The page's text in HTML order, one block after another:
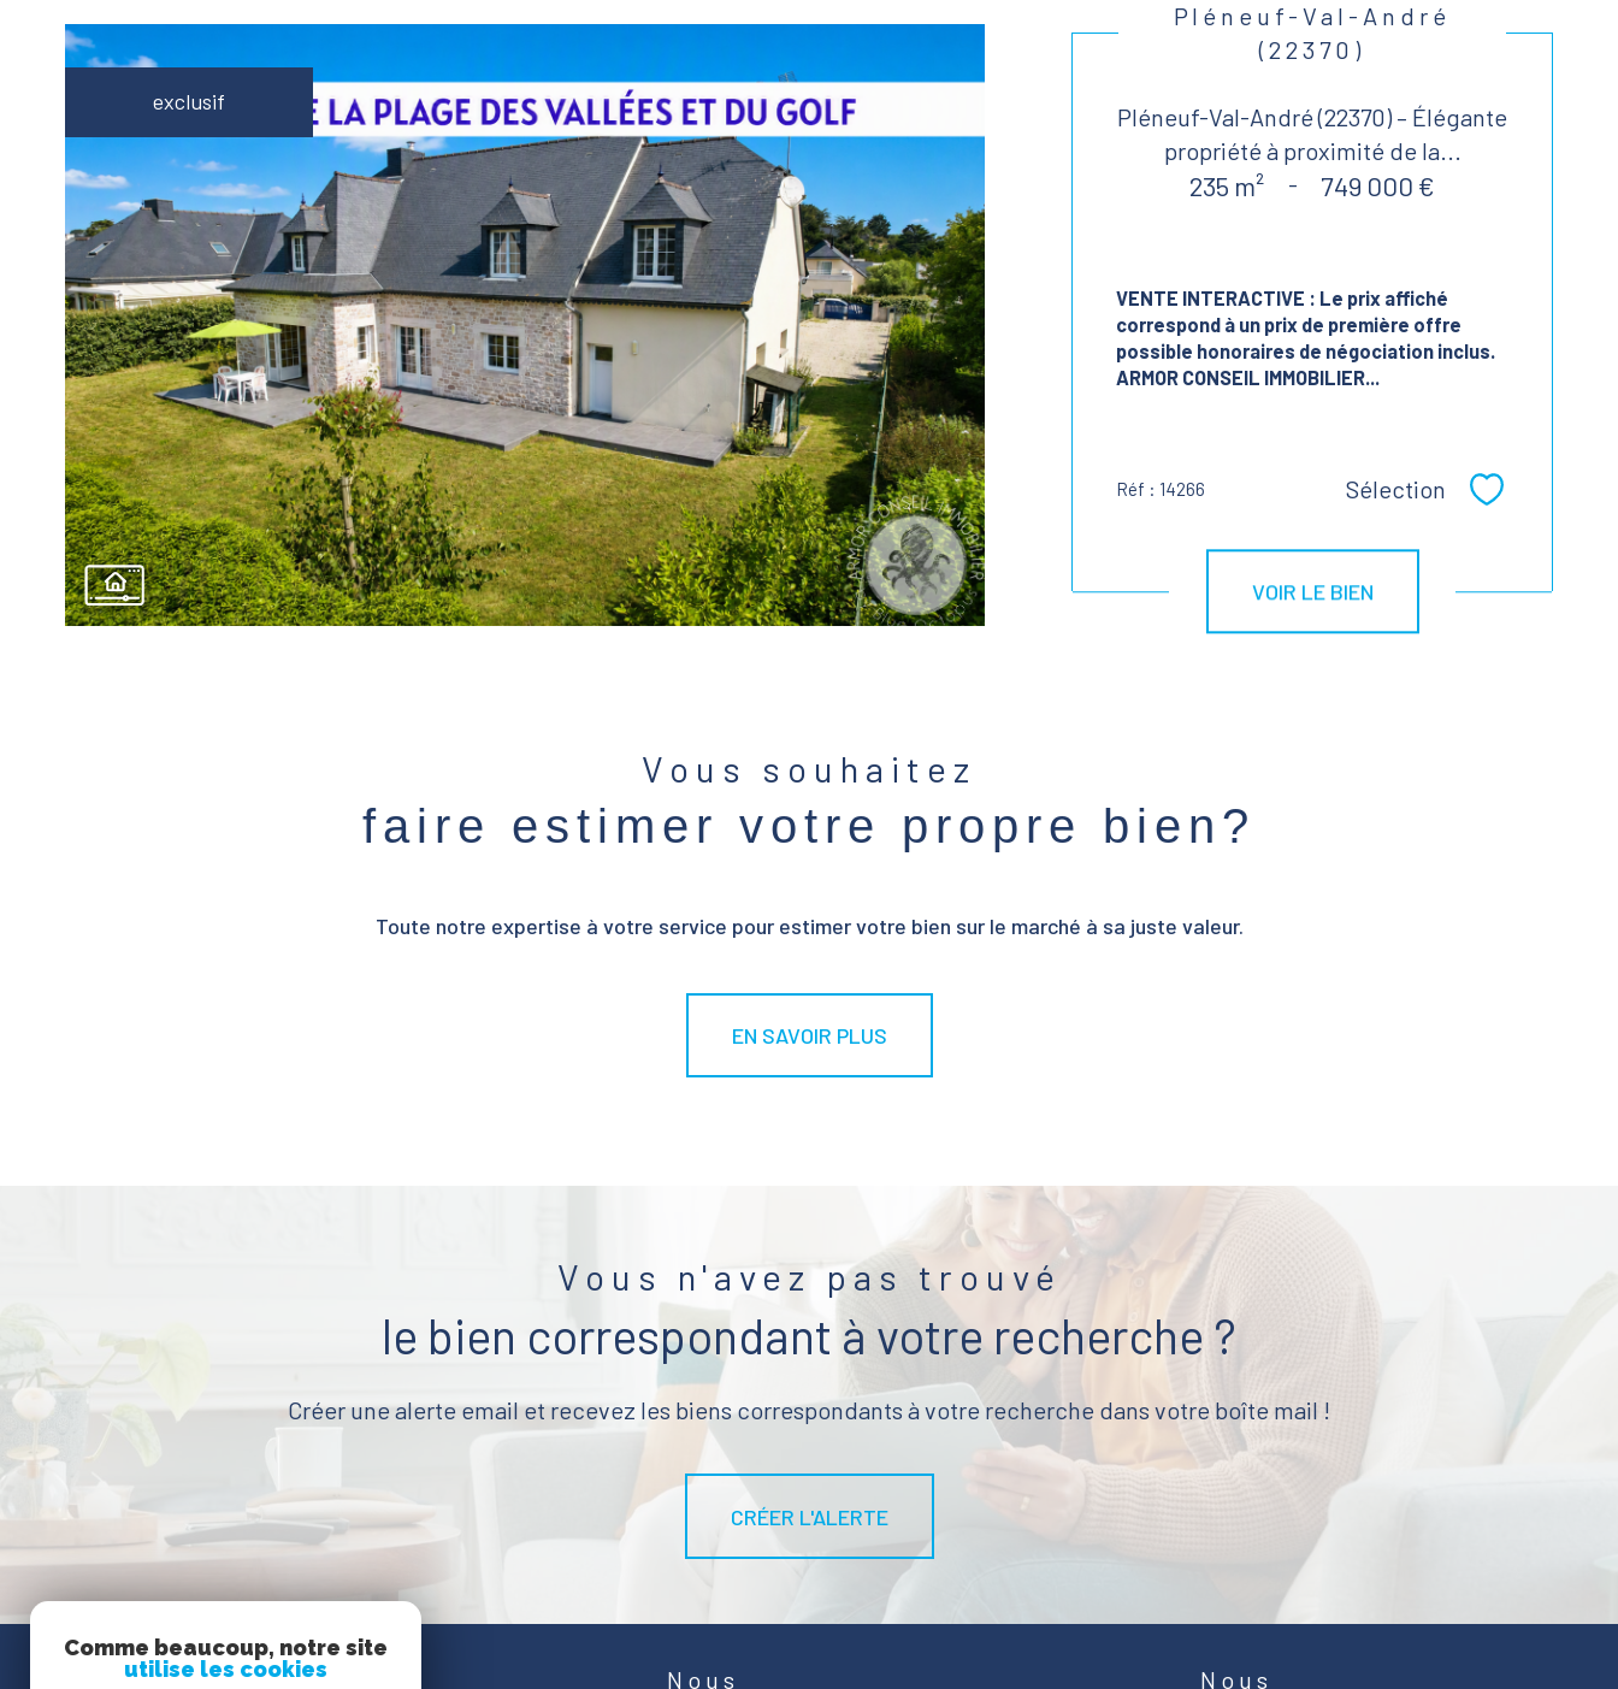
exclusif
Pléneuf-Val-André
(22370)
Pléneuf-Val-André (22370) – Élégante
propriété à proximité de la...
235 m² - 749 000 €
VENTE INTERACTIVE : Le prix affiché
correspond à un prix de première offre
possible honoraires de négociation inclus.
ARMOR CONSEIL IMMOBILIER...
Réf : 14266 Sélection Sélectionner
VOIR LE BIEN
Vous souhaitez
faire estimer votre propre bien?
Toute notre expertise à votre service pour estimer votre bien sur le marché à sa juste valeur.
EN SAVOIR PLUS
Vous n'avez pas trouvé
le bien correspondant à votre recherche ?
Créer une alerte email et recevez les biens correspondants à votre recherche dans votre boîte mail !
CRÉER L'ALERTE
Se Nous Nous
Comme beaucoup, notre site
utilise les cookies